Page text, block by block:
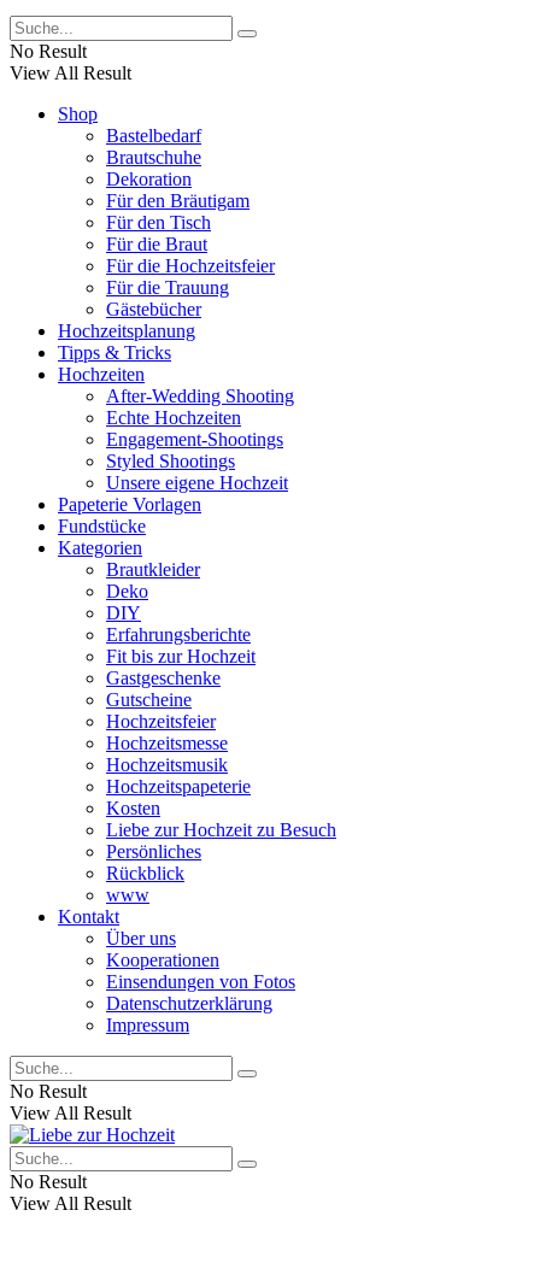
No Result
View All Result
Shop
Bastelbedarf
Brautschuhe
Dekoration
Für den Bräutigam
Für den Tisch
Für die Braut
Für die Hochzeitsfeier
Für die Trauung
Gästebücher
Hochzeitsplanung
Tipps & Tricks
Hochzeiten
After-Wedding Shooting
Echte Hochzeiten
Engagement-Shootings
Styled Shootings
Unsere eigene Hochzeit
Papeterie Vorlagen
Fundstücke
Kategorien
Brautkleider
Deko
DIY
Erfahrungsberichte
Fit bis zur Hochzeit
Gastgeschenke
Gutscheine
Hochzeitsfeier
Hochzeitsmesse
Hochzeitsmusik
Hochzeitspapeterie
Kosten
Liebe zur Hochzeit zu Besuch
Persönliches
Rückblick
www
Kontakt
Über uns
Kooperationen
Einsendungen von Fotos
Datenschutzerklärung
Impressum
No Result
View All Result
No Result
View All Result